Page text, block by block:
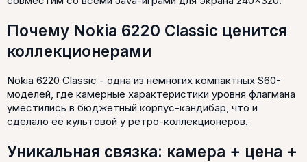
Почему Nokia 6220 Classic ценится
коллекционерами
Nokia 6220 Classic - одна из немногих компактных S60-
моделей, где камерные характеристики уровня флагмана
уместились в бюджетный корпус-кандибар, что и
сделало её культовой у ретро-коллекционеров.
Уникальная связка: камера + цена +